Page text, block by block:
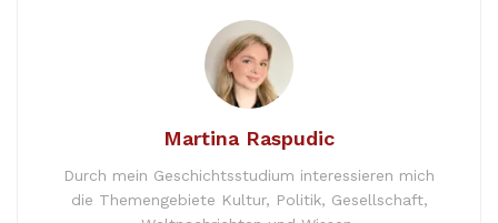
Martina Raspudic
Durch mein Geschichtsstudium interessieren mich
die Themengebiete Kultur, Politik, Gesellschaft,